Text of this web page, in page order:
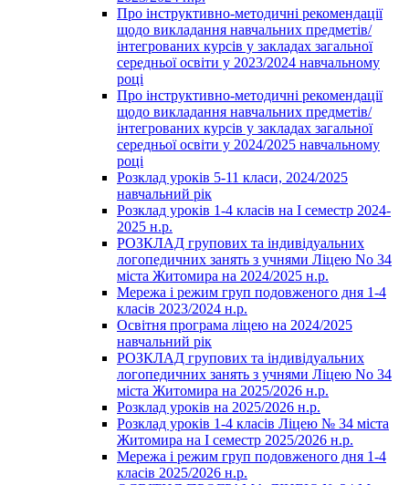
Про інструктивно-методичні рекомендації
щодо викладання навчальних предметів/
інтегрованих курсів у закладах загальної
середньої освіти у 2023/2024 навчальному
році
Про інструктивно-методичні рекомендації
щодо викладання навчальних предметів/
інтегрованих курсів у закладах загальної
середньої освіти у 2024/2025 навчальному
році
Розклад уроків 5-11 класи, 2024/2025
навчальний рік
Розклад уроків 1-4 класів на І семестр 2024-
2025 н.р.
РОЗКЛАД групових та індивідуальних
логопедичних занять з учнями Ліцею No 34
міста Житомира на 2024/2025 н.р.
Мережа і режим груп подовженого дня 1-4
класів 2023/2024 н.р.
Освітня програма ліцею на 2024/2025
навчальний рік
РОЗКЛАД групових та індивідуальних
логопедичних занять з учнями Ліцею No 34
міста Житомира на 2025/2026 н.р.
Розклад уроків на 2025/2026 н.р.
Розклад уроків 1-4 класів Ліцею № 34 міста
Житомира на І семестр 2025/2026 н.р.
Мережа і режим груп подовженого дня 1-4
класів 2025/2026 н.р.